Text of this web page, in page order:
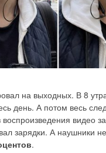
на выходных. В 8
день. А потом весь
видео
зарядки. А наушники
.